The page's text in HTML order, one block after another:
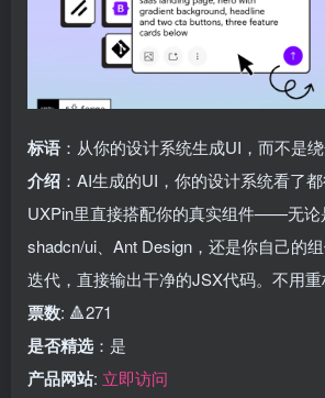
标语 ：从你的设计系统生成UI，而不是绕
介绍 ：AI生成的UI，你的设计系统看了
UXPin里直接搭配你的真实组件——无论
shadcn/ui、Ant Design，还是你自己的
迭代，直接输出干净的JSX代码。不用重
票数: 🔺271
是否精选 ：是
产品网站: 立即访问